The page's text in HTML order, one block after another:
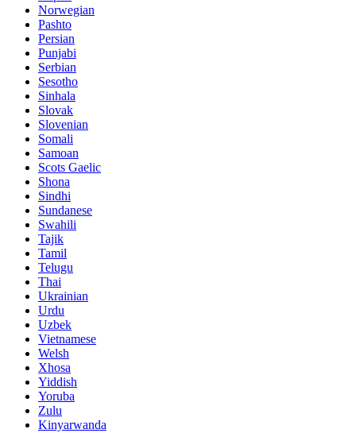
Norwegian
Pashto
Persian
Punjabi
Serbian
Sesotho
Sinhala
Slovak
Slovenian
Somali
Samoan
Scots Gaelic
Shona
Sindhi
Sundanese
Swahili
Tajik
Tamil
Telugu
Thai
Ukrainian
Urdu
Uzbek
Vietnamese
Welsh
Xhosa
Yiddish
Yoruba
Zulu
Kinyarwanda